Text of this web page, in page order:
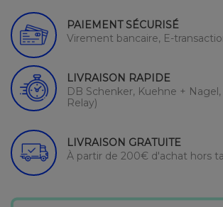
PAIEMENT SÉCURISÉ
Virement bancaire, E-
LIVRAISON RAPIDE
DB Schenker, Kuehne +
Relay)
LIVRAISON GRATUITE
À partir de 200€ d'achat hors